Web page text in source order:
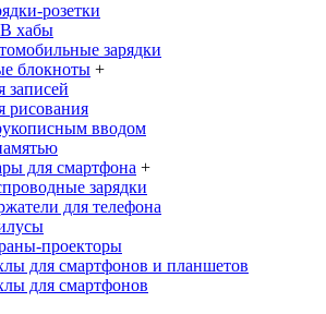
розетки
хабы
зарядки
блокноты +
записей
рисования
вводом
для смартфона +
зарядки
для телефона
проекторы
для смартфонов и планшетов
для смартфонов